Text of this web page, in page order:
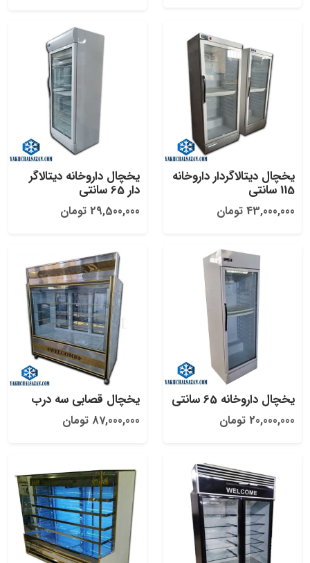
یخچال دیتالاگردار داروخانه
115 سانتی
43,000,000 تومان
یخچال داروخانه دیتالاگر
دار 65 سانتی
29,500,000 تومان
یخچال داروخانه 65 سانتی
20,000,000 تومان
یخچال قصابی سه درب
87,000,000 تومان